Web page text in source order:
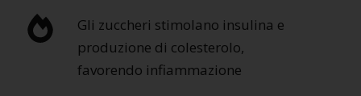
Gli zuccheri stimolano insulina e
produzione di colesterolo,
favorendo infiammazione